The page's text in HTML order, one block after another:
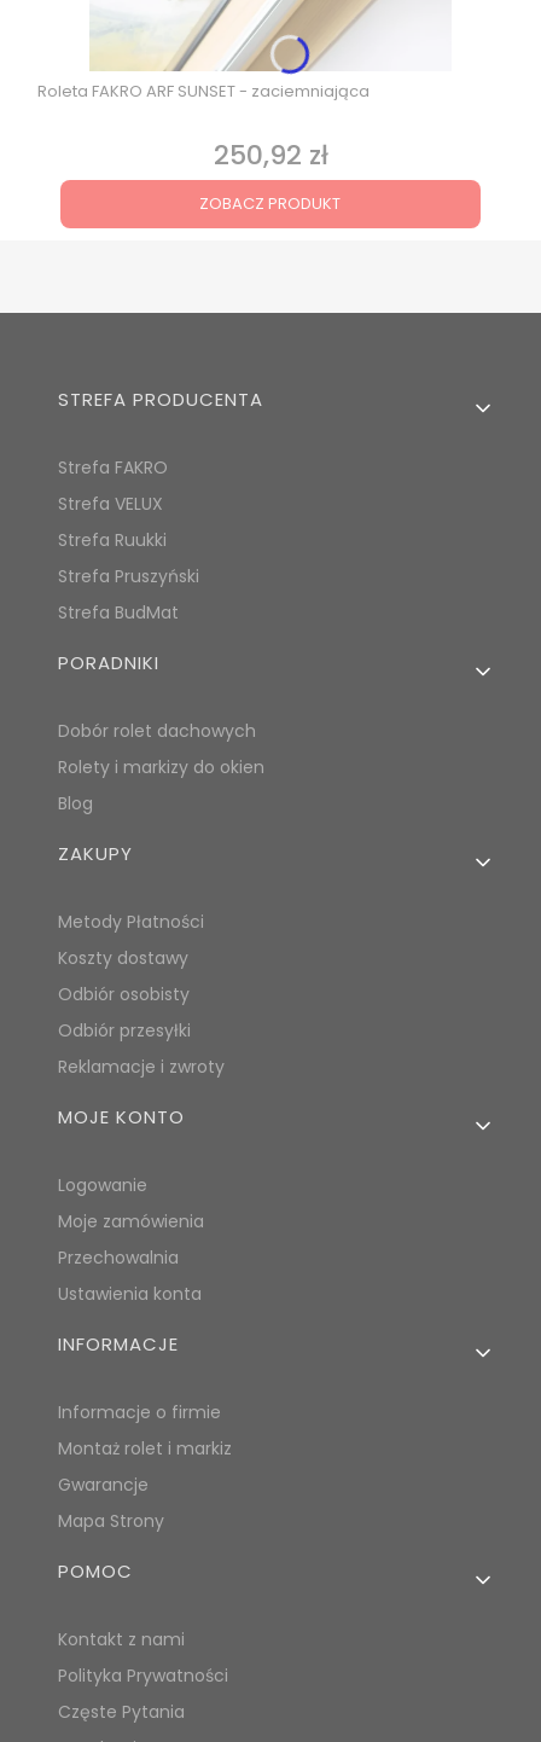
Roleta FAKRO ARF SUNSET - zaciemniająca
Cena
250,92 zł
ZOBACZ PRODUKT
Linki w stopce
STREFA PRODUCENTA
Strefa FAKRO
Strefa VELUX
Strefa Ruukki
Strefa Pruszyński
Strefa BudMat
PORADNIKI
Dobór rolet dachowych
Rolety i markizy do okien
Blog
ZAKUPY
Metody Płatności
Koszty dostawy
Odbiór osobisty
Odbiór przesyłki
Reklamacje i zwroty
MOJE KONTO
Logowanie
Moje zamówienia
Przechowalnia
Ustawienia konta
INFORMACJE
Informacje o firmie
Montaż rolet i markiz
Gwarancje
Mapa Strony
POMOC
Kontakt z nami
Polityka Prywatności
Częste Pytania